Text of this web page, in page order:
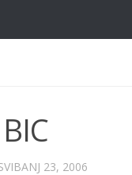
23, 2006